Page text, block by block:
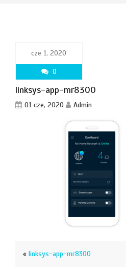
cze 1, 2020
0
linksys-app-mr8300
01 cze, 2020 Admin
« linksys-app-mr8300